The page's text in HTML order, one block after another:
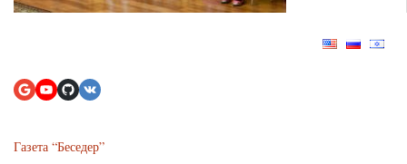
Газета “Беседер”